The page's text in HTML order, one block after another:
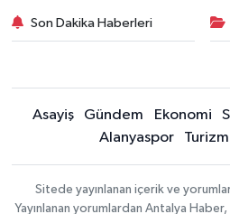
Son Dakika Haberleri
Asayiş Gündem Ekonomi
Alanyaspor
Turizm
Sitede yayınlanan içerik ve
Yayınlanan yorumlardan Antalya